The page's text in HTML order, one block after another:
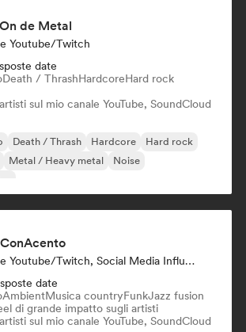
de Metal
Youtube/Twitch
date
Death / ThrashHardcoreHard rock
sul mio canale YouTube, SoundCloud
Death / Thrash Hardcore
Hard rock
Metal / Heavy metal
Noise
Canale Youtube/Twitch, Social Media Influencer
date
AmbientMusica countryFunkJazz fusion
di grande impatto sugli artisti
sul mio canale YouTube, SoundCloud